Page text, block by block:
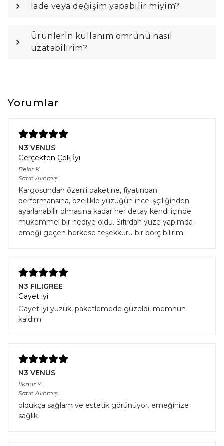
İade veya değişim yapabilir miyim?
Ürünlerin kullanım ömrünü nasıl
uzatabilirim?
Yorumlar
N3 VENUS
Gerçekten Çok İyi
Bekir K.
Satın Alınmış
Kargosundan özenli paketine, fiyatından
performansına, özellikle yüzüğün ince işçiliğinden
ayarlanabilir olmasına kadar her detay kendi içinde
mükemmel bir hediye oldu. Sıfırdan yüze yapımda
emeği geçen herkese teşekkürü bir borç bilirim.
N3 FILIGREE
Gayet iyi
Gayet iyi yüzük, paketlemede güzeldi, memnun
kaldım
N3 VENUS
İlknur Y.
Satın Alınmış
oldukça sağlam ve estetik görünüyor. emeğinize
sağlık